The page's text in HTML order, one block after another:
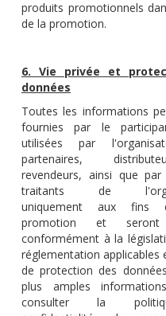
produits promotionnels
de la promotion.
6. Vie privée et
données
Toutes les informations
fournies par le
utilisées par
partenaires,
revendeurs, ainsi que
traitants de
uniquement aux fins
promotion et seront
conformément à la
réglementation applicables
de protection des
plus amples
consulter la